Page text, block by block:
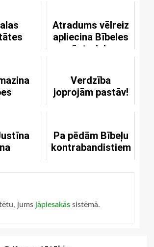
Atradums vēlreiz
apliecina Bībeles
vēsturisko
Verdzība
joprojām pastāv!
Pa pēdām Bībeļu
kontrabandistiem
jums jāpiesakās sistēmā.